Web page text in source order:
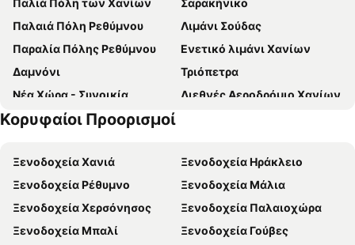
Λόφος
Vantaris Luxury Beach Resort
Hotel Horizon Beach
Ανθός
Evli Apartments
Hotel Lamon
Ermioni Hotel
Myrtis
Hotel Polyrizos
Orpheas Resort Hotel (Adults Only)
Galini Beach
Σοφία
Labyrinth Studios
Hotel Thalia
Hotel Akti Damnoni
Pegasus Resort
Virgin Mary
Ventale Island Breeze Resort
Pepper Sea Club Hotel
Παλιά Πόλη των Χανίων
Σαρακήνικο
Παλαιά Πόλη Ρεθύμνου
Λιμάνι Σούδας
Παραλία Πόλης Ρεθύμνου
Ενετικό λιμάνι Χανίων
Δαμνόνι
Τριόπετρα
Νέα Χώρα - Συνοικία
Διεθνές Αεροδρόμιο Χανίων
Αδελιανός Κάμπος
Παραλία Ροδάκινο
Μπαλί
Αλμυρίδα
Πρέβελη
Μαράθι
Πλακιάς
Πειρατικό Φιόρδ
Σούδα
Κορυφαίοι Προορισμοί
Ξενοδοχεία Χανιά
Ξενοδοχεία Ηράκλειο
Ξενοδοχεία Ρέθυμνο
Ξενοδοχεία Μάλια
Ξενοδοχεία Χερσόνησος
Ξενοδοχεία Παλαιοχώρα
Ξενοδοχεία Μπαλί
Ξενοδοχεία Γούβες